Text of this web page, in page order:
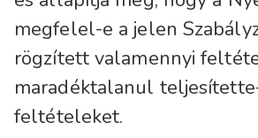
megfelel-e a jelen
rögzített valamennyi
maradéktalanul
feltételeket.